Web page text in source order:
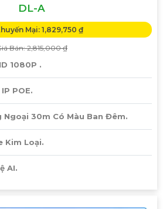
DL-A
Mại: 1,829,750 ₫
Bán: 2,815,000 ₫
1080P .
IP POE.
Ngoại 30m Có Màu Ban Đêm.
Kim Loại.
AI.